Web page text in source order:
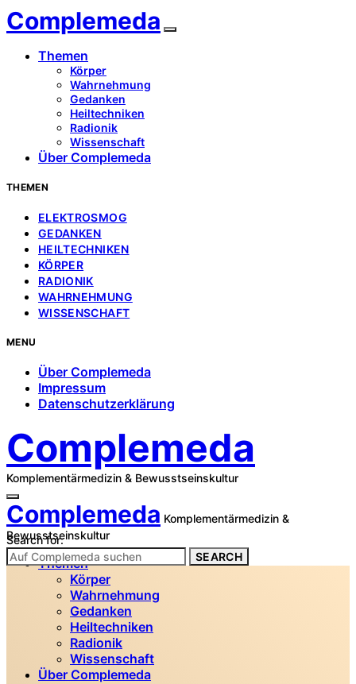
Complemeda
Themen
Körper
Wahrnehmung
Gedanken
Heiltechniken
Radionik
Wissenschaft
Über Complemeda
THEMEN
ELEKTROSMOG
GEDANKEN
HEILTECHNIKEN
KÖRPER
RADIONIK
WAHRNEHMUNG
WISSENSCHAFT
MENU
Über Complemeda
Impressum
Datenschutzerklärung
Complemeda
Komplementärmedizin & Bewusstseinskultur
Complemeda Komplementärmedizin &
Bewusstseinskultur
Themen
Körper
Wahrnehmung
Gedanken
Heiltechniken
Radionik
Wissenschaft
Über Complemeda
Search for:
SEARCH